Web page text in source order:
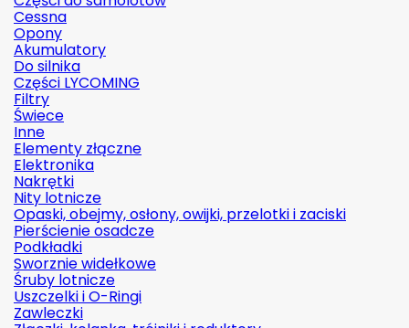
Cessna
Opony
Akumulatory
Do silnika
Części LYCOMING
Filtry
Świece
Inne
Elementy złączne
Elektronika
Nakrętki
Nity lotnicze
Opaski, obejmy, osłony, owijki, przelotki i zaciski
Pierścienie osadcze
Podkładki
Sworznie widełkowe
Śruby lotnicze
Uszczelki i O-Ringi
Zawleczki